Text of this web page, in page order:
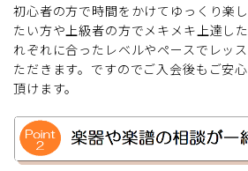
初心者の方で時間をかけてゆっくり楽
たい方や上級者の方でメキメキ上達し
れぞれに合ったレベルやペースでレッ
ただきます。ですのでご入会後もご安
頂けます。